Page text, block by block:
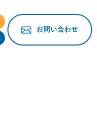
お問い合わせ